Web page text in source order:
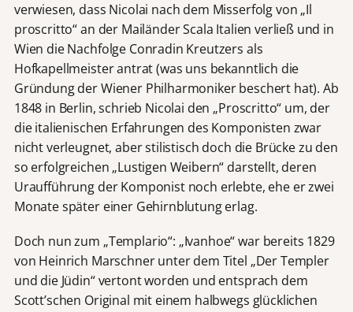
verwiesen, dass Nicolai nach dem Misserfolg von „Il
proscritto“ an der Mailänder Scala Italien verließ und in
Wien die Nachfolge Conradin Kreutzers als
Hofkapellmeister antrat (was uns bekanntlich die
Gründung der Wiener Philharmoniker beschert hat). Ab
1848 in Berlin, schrieb Nicolai den „Proscritto“ um, der
die italienischen Erfahrungen des Komponisten zwar
nicht verleugnet, aber stilistisch doch die Brücke zu den
so erfolgreichen „Lustigen Weibern“ darstellt, deren
Uraufführung der Komponist noch erlebte, ehe er zwei
Monate später einer Gehirnblutung erlag.
Doch nun zum „Templario“: „Ivanhoe“ war bereits 1829
von Heinrich Marschner unter dem Titel „Der Templer
und die Jüdin“ vertont worden und entsprach dem
Scott’schen Original mit einem halbwegs glücklichen